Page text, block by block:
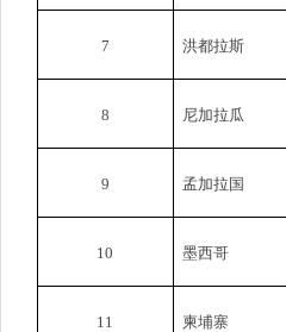
7 洪都拉斯
8 尼加拉瓜
9 孟加拉国
10 墨西哥
11 柬埔寨